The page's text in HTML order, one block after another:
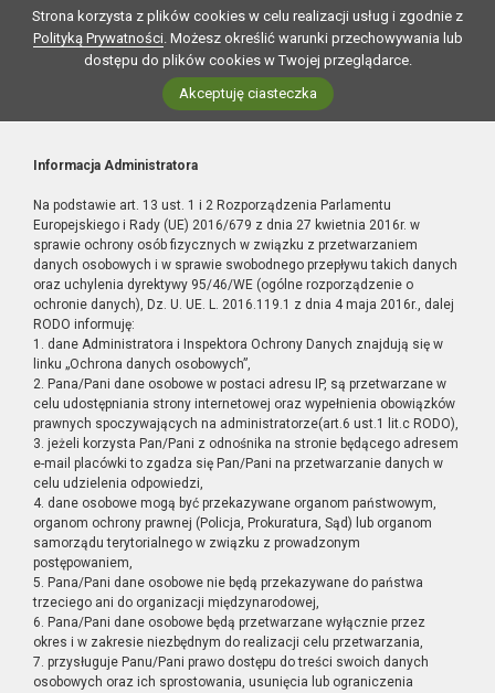
Strona korzysta z plików cookies w celu realizacji usług i zgodnie z
Polityką Prywatności. Możesz określić warunki przechowywania lub
dostępu do plików cookies w Twojej przeglądarce.
Akceptuję ciasteczka
Informacja Administratora
Na podstawie art. 13 ust. 1 i 2 Rozporządzenia Parlamentu
Europejskiego i Rady (UE) 2016/679 z dnia 27 kwietnia 2016r. w
sprawie ochrony osób fizycznych w związku z przetwarzaniem
danych osobowych i w sprawie swobodnego przepływu takich danych
oraz uchylenia dyrektywy 95/46/WE (ogólne rozporządzenie o
ochronie danych), Dz. U. UE. L. 2016.119.1 z dnia 4 maja 2016r., dalej
RODO informuję:
1. dane Administratora i Inspektora Ochrony Danych znajdują się w
linku „Ochrona danych osobowych”,
2. Pana/Pani dane osobowe w postaci adresu IP, są przetwarzane w
celu udostępniania strony internetowej oraz wypełnienia obowiązków
prawnych spoczywających na administratorze(art.6 ust.1 lit.c RODO),
3. jeżeli korzysta Pan/Pani z odnośnika na stronie będącego adresem
e-mail placówki to zgadza się Pan/Pani na przetwarzanie danych w
celu udzielenia odpowiedzi,
4. dane osobowe mogą być przekazywane organom państwowym,
organom ochrony prawnej (Policja, Prokuratura, Sąd) lub organom
samorządu terytorialnego w związku z prowadzonym
postępowaniem,
5. Pana/Pani dane osobowe nie będą przekazywane do państwa
trzeciego ani do organizacji międzynarodowej,
6. Pana/Pani dane osobowe będą przetwarzane wyłącznie przez
okres i w zakresie niezbędnym do realizacji celu przetwarzania,
7. przysługuje Panu/Pani prawo dostępu do treści swoich danych
osobowych oraz ich sprostowania, usunięcia lub ograniczenia